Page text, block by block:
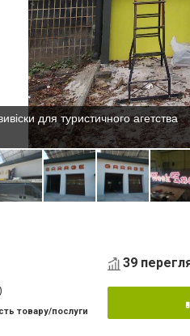
для туристичного агетства
товару/послуги
39